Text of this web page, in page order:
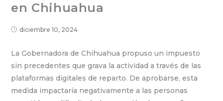
en Chihuahua
diciembre 10, 2024
La Gobernadora de Chihuahua propuso un impuesto
sin precedentes que grava la actividad a través de las
plataformas digitales de reparto. De aprobarse, esta
medida impactaría negativamente a las personas